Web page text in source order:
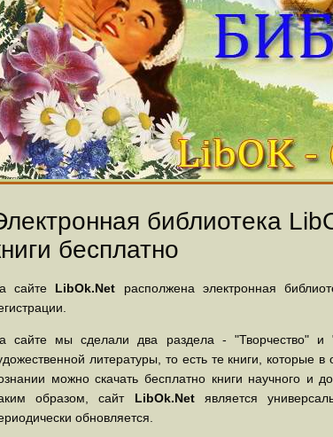
библиотека
бесплатно
сайте LibOk.Net располжена электронная
сайте мы сделали два раздела - "Творчество" и
литературы, то есть те книги,
можно скачать бесплатно книги научного и
образом, сайт LibOk.Netявляется
обновляется.